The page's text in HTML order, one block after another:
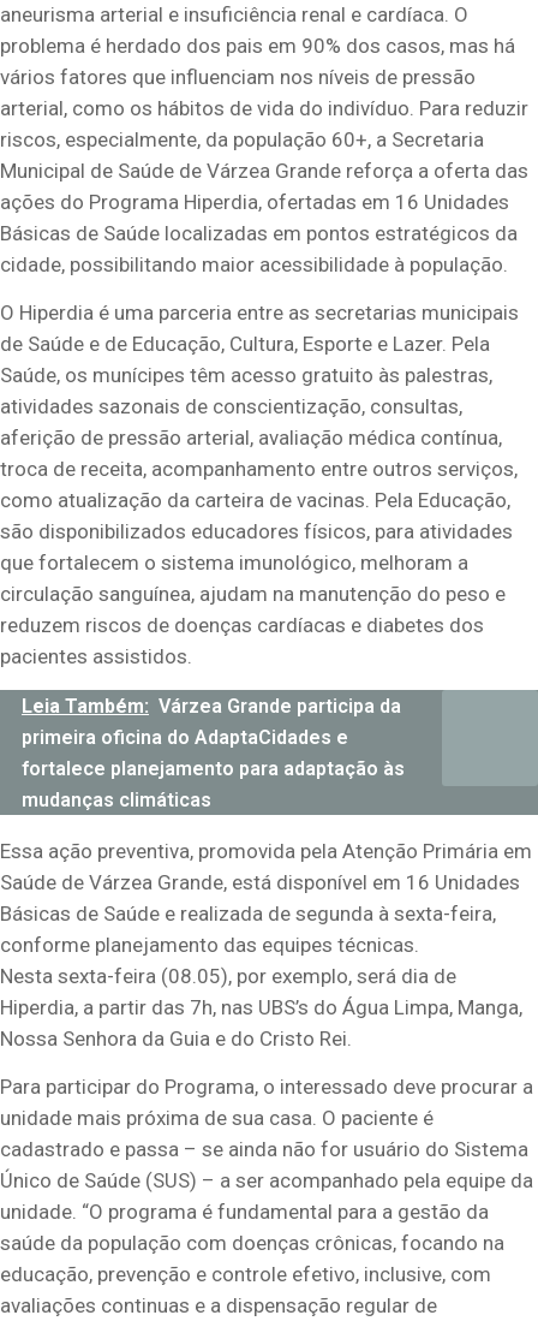
aneurisma arterial e insuficiência renal e cardíaca. O
problema é herdado dos pais em 90% dos casos, mas há
vários fatores que influenciam nos níveis de pressão
arterial, como os hábitos de vida do indivíduo. Para reduzir
riscos, especialmente, da população 60+, a Secretaria
Municipal de Saúde de Várzea Grande reforça a oferta das
ações do Programa Hiperdia, ofertadas em 16 Unidades
Básicas de Saúde localizadas em pontos estratégicos da
cidade, possibilitando maior acessibilidade à população.
O Hiperdia é uma parceria entre as secretarias municipais
de Saúde e de Educação, Cultura, Esporte e Lazer. Pela
Saúde, os munícipes têm acesso gratuito às palestras,
atividades sazonais de conscientização, consultas,
aferição de pressão arterial, avaliação médica contínua,
troca de receita, acompanhamento entre outros serviços,
como atualização da carteira de vacinas. Pela Educação,
são disponibilizados educadores físicos, para atividades
que fortalecem o sistema imunológico, melhoram a
circulação sanguínea, ajudam na manutenção do peso e
reduzem riscos de doenças cardíacas e diabetes dos
pacientes assistidos.
Leia Também: Várzea Grande participa da
primeira oficina do AdaptaCidades e
fortalece planejamento para adaptação às
mudanças climáticas
Essa ação preventiva, promovida pela Atenção Primária em
Saúde de Várzea Grande, está disponível em 16 Unidades
Básicas de Saúde e realizada de segunda à sexta-feira,
conforme planejamento das equipes técnicas.
Nesta sexta-feira (08.05), por exemplo, será dia de
Hiperdia, a partir das 7h, nas UBS’s do Água Limpa, Manga,
Nossa Senhora da Guia e do Cristo Rei.
Para participar do Programa, o interessado deve procurar a
unidade mais próxima de sua casa. O paciente é
cadastrado e passa – se ainda não for usuário do Sistema
Único de Saúde (SUS) – a ser acompanhado pela equipe da
unidade. “O programa é fundamental para a gestão da
saúde da população com doenças crônicas, focando na
educação, prevenção e controle efetivo, inclusive, com
avaliações continuas e a dispensação regular de